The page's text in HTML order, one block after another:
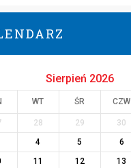
Sierpień 2026
WT ŚR CZW
28 29 30
4 5 6
11 12 13